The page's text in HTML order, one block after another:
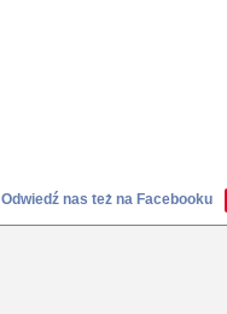
Odwiedź nas też na Facebooku